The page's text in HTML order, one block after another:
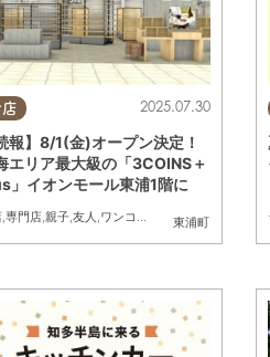
店
東浦町
2025.07.30
報】8/1(金)オープン決定！
エリア最大級の「3COINS＋
」イオンモール東浦1階に
,専門店,親子,友人 ,ワンコイン